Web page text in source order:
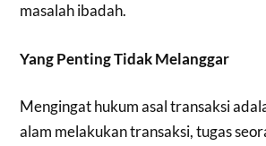
masalah ibadah.
Yang Penting Tidak Melanggar
Mengingat hukum asal transaksi
alam melakukan transaksi, tugas